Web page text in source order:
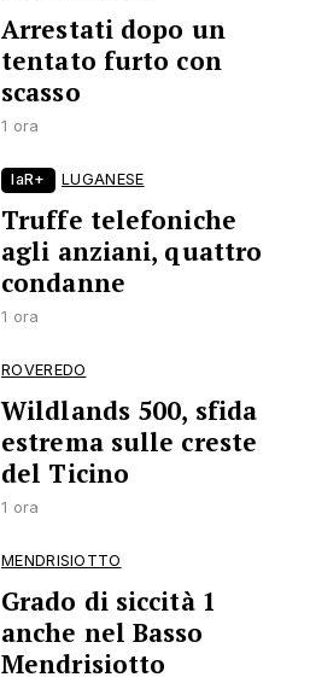
Arrestati dopo un
tentato furto con
scasso
1 ora
laR+ LUGANESE
Truffe telefoniche
agli anziani, quattro
condanne
1 ora
ROVEREDO
Wildlands 500, sfida
estrema sulle creste
del Ticino
1 ora
MENDRISIOTTO
Grado di siccità 1
anche nel Basso
Mendrisiotto